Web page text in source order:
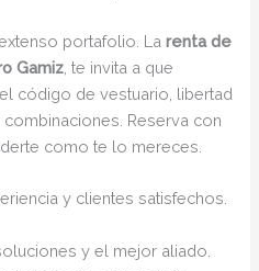
portafolio. Larenta de
Gamiz , te invita a que
código de vestuario, libertad
Reserva con
como te lo mereces.
y clientes satisfechos.
y el mejor aliado.